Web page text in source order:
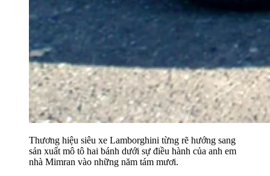
Thương hiệu siêu xe Lamborghini từng rẽ hướng sang
sản xuất mô tô hai bánh dưới sự điều hành của anh em
nhà Mimran vào những năm tám mươi.